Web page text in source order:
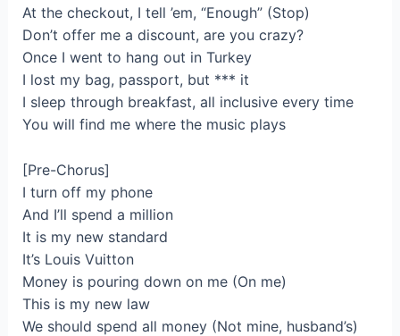
At the checkout, I tell ’em, “Enough” (Stop)
Don’t offer me a discount, are you crazy?
Once I went to hang out in Turkey
I lost my bag, passport, but *** it
I sleep through breakfast, all inclusive every time
You will find me where the music plays
[Pre-Chorus]
I turn off my phone
And I’ll spend a million
It is my new standard
It’s Louis Vuitton
Money is pouring down on me (On me)
This is my new law
We should spend all money (Not mine, husband’s)